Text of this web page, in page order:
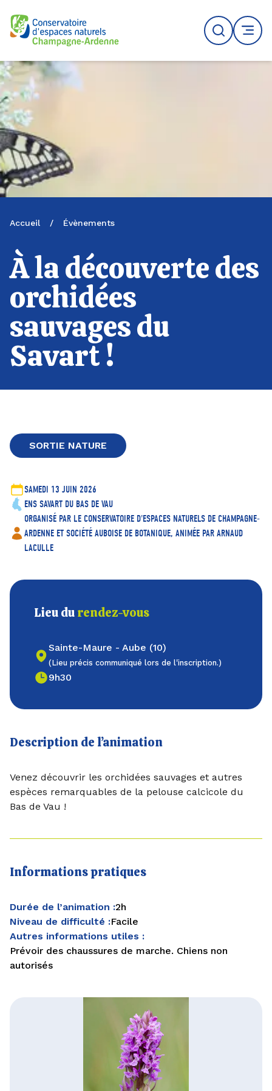
Logo du CENCA
Recherche
MENU
Accueil / Évènements
À la découverte des
orchidées
sauvages du
Savart !
SORTIE NATURE
SAMEDI 13 JUIN 2026
ENS SAVART DU BAS DE VAU
ORGANISÉ PAR LE CONSERVATOIRE D'ESPACES NATURELS DE CHAMPAGNE-
ARDENNE ET SOCIÉTÉ AUBOISE DE BOTANIQUE, ANIMÉE PAR ARNAUD
LACULLE
Lieu durendez-vous
Sainte-Maure - Aube (10)
(Lieu précis communiqué lors de l'inscription.)
9h30
Description de l’animation
Venez découvrir les orchidées sauvages et autres
espèces remarquables de la pelouse calcicole du
Bas de Vau !
Informations pratiques
Durée de l’animation :2h
Niveau de difficulté :Facile
Autres informations utiles :
Prévoir des chaussures de marche. Chiens non
autorisés